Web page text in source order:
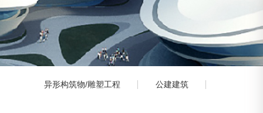
异形构筑物/雕塑工程 公建建筑